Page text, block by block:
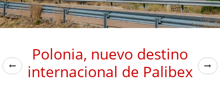
Polonia, nuevo destino
internacional de Palibex